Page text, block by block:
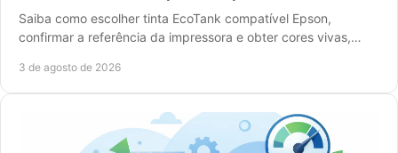
Saiba como escolher tinta EcoTank compatível Epson,
confirmar a referência da impressora e obter cores vivas,
3 de agosto de 2026